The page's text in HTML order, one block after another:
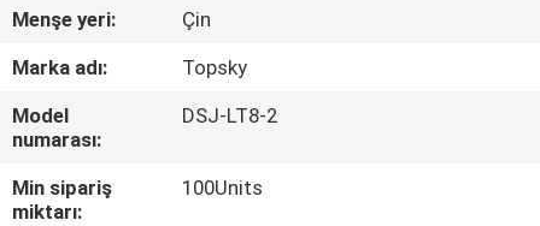
HAKKIMIZDA
FABRIKA
TURU
Menşe yeri:
Çin
Marka adı:
Topsky
Model
numarası:
DSJ-LT8-2
Min sipariş
miktarı:
100Units